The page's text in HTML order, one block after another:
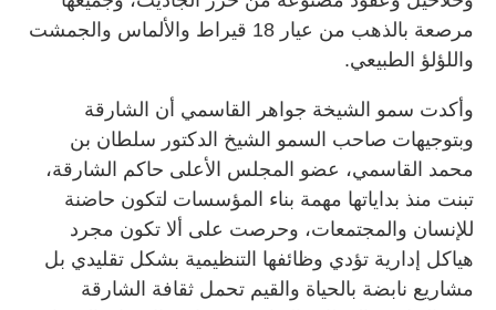
مرصعة بالذهب من عيار 18 قيراط والألماس والجمشت
واللؤلؤ الطبيعي.
وأكدت سمو الشيخة جواهر القاسمي أن الشارقة
وبتوجيهات صاحب السمو الشيخ الدكتور سلطان بن
محمد القاسمي، عضو المجلس الأعلى حاكم الشارقة،
تبنت منذ بداياتها مهمة بناء المؤسسات لتكون حاضنة
للإنسان والمجتمعات، وحرصت على ألا تكون مجرد
هياكل إدارية تؤدي وظائفها التنظيمية بشكل تقليدي بل
مشاريع نابضة بالحياة والقيم تحمل ثقافة الشارقة